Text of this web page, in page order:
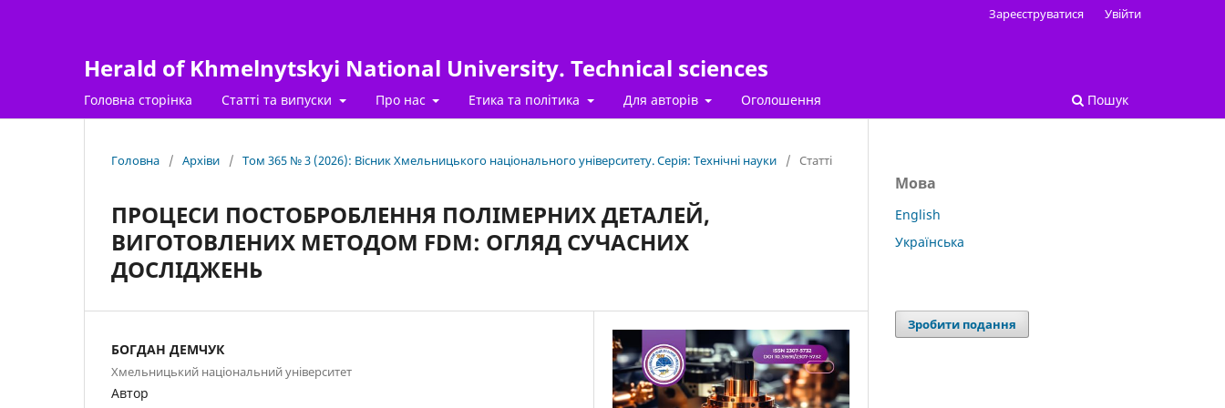
Herald of Khmelnytskyi National University. Technical sciences
Головна сторінка Статті та випуски Про нас Етика та політика Для авторів Оголошення Пошук
Зареєструватися Увійти
Головна / Архіви / Том 365 № 3 (2026): Вісник Хмельницького національного університету. Серія: Технічні науки / Статті
ПРОЦЕСИ ПОСТОБРОБЛЕННЯ ПОЛІМЕРНИХ ДЕТАЛЕЙ,
ВИГОТОВЛЕНИХ МЕТОДОМ FDM: ОГЛЯД СУЧАСНИХ
ДОСЛІДЖЕНЬ
БОГДАН ДЕМЧУК
Хмельницький національний університет
Автор
Мова
English
Українська
Зробити подання